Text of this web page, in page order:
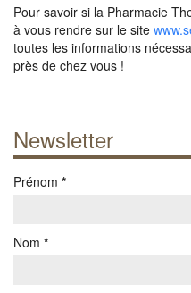
Pour savoir si la Pharmacie
à vous rendre sur le site
toutes les informations
près de chez vous !
Newsletter
Prénom *
Nom *